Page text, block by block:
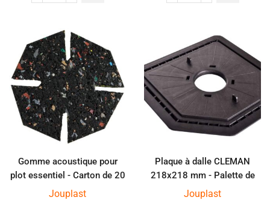
Gomme acoustique pour
plot essentiel - Carton de 20
pièces
Jouplast
Plaque à dalle CLEMAN
218x218 mm - Palette de
600 pièces
Jouplast